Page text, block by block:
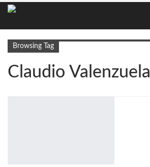
Browsing Tag
Claudio Valenzuela